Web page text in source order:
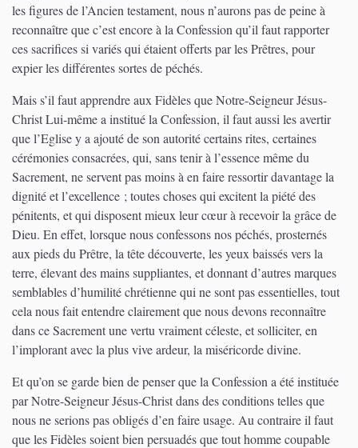
les figures de l’Ancien testament, nous n’aurons pas de peine à
reconnaître que c’est encore à la Confession qu’il faut rapporter
ces sacrifices si variés qui étaient offerts par les Prêtres, pour
expier les différentes sortes de péchés.
Mais s’il faut apprendre aux Fidèles que Notre-Seigneur Jésus-
Christ Lui-même a institué la Confession, il faut aussi les avertir
que l’Eglise y a ajouté de son autorité certains rites, certaines
cérémonies consacrées, qui, sans tenir à l’essence même du
Sacrement, ne servent pas moins à en faire ressortir davantage la
dignité et l’excellence ; toutes choses qui excitent la piété des
pénitents, et qui disposent mieux leur cœur à recevoir la grâce de
Dieu. En effet, lorsque nous confessons nos péchés, prosternés
aux pieds du Prêtre, la tête découverte, les yeux baissés vers la
terre, élevant des mains suppliantes, et donnant d’autres marques
semblables d’humilité chrétienne qui ne sont pas essentielles, tout
cela nous fait entendre clairement que nous devons reconnaître
dans ce Sacrement une vertu vraiment céleste, et solliciter, en
l’implorant avec la plus vive ardeur, la miséricorde divine.
Et qu’on se garde bien de penser que la Confession a été instituée
par Notre-Seigneur Jésus-Christ dans des conditions telles que
nous ne serions pas obligés d’en faire usage. Au contraire il faut
que les Fidèles soient bien persuadés que tout homme coupable